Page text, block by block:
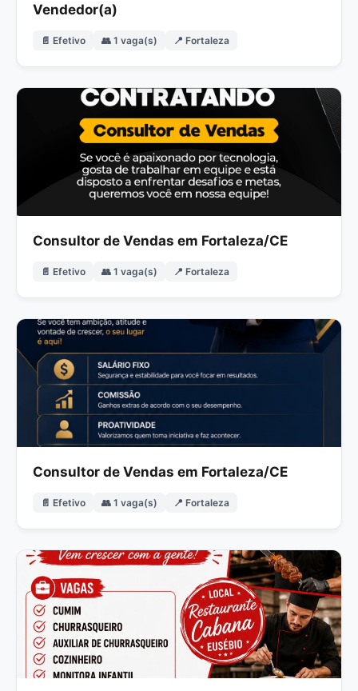
Vendedor(a)
📄 Efetivo 👥 1 vaga(s) 📍 Fortaleza
Consultor de Vendas em Fortaleza/CE
📄 Efetivo 👥 1 vaga(s) 📍 Fortaleza
Consultor de Vendas em Fortaleza/CE
📄 Efetivo 👥 1 vaga(s) 📍 Fortaleza